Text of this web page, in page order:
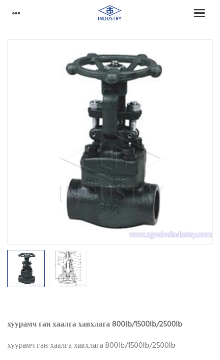
хуурамч ган хаалга хавхлага 800lb/1500lb/2500lb
хуурамч ган хаалга хавхлага 800lb/1500lb/2500lb